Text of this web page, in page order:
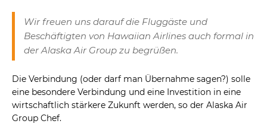
Wir freuen uns darauf die Fluggäste und
Beschäftigten von Hawaiian Airlines auch formal in
der Alaska Air Group zu begrüßen.
Die Verbindung (oder darf man Übernahme sagen?) solle
eine besondere Verbindung und eine Investition in eine
wirtschaftlich stärkere Zukunft werden, so der Alaska Air
Group Chef.